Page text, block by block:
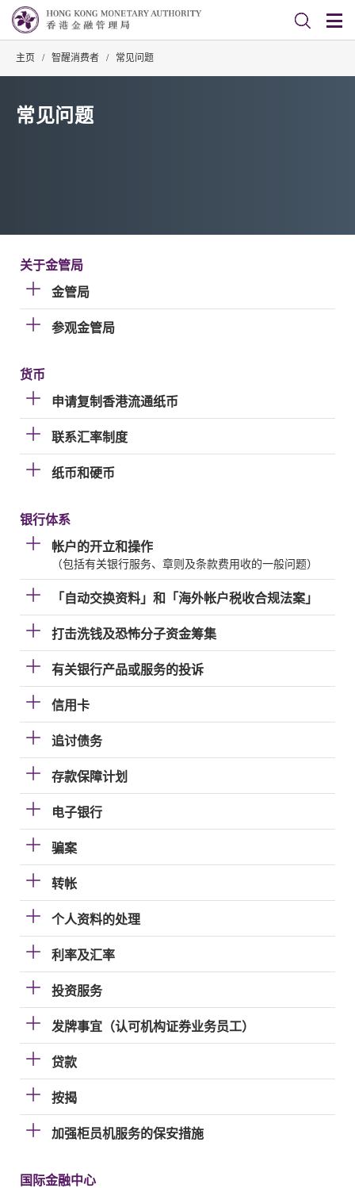
主页 / 智醒消费者 / 常见问题
常见问题
关于金管局
金管局
参观金管局
货币
申请复制香港流通纸币
联系汇率制度
纸币和硬币
银行体系
帐户的开立和操作
（包括有关银行服务、章则及条款费用收的一般问题）
「自动交换资料」和「海外帐户税收合规法案」
打击洗钱及恐怖分子资金筹集
有关银行产品或服务的投诉
信用卡
追讨债务
存款保障计划
电子银行
骗案
转帐
个人资料的处理
利率及汇率
投资服务
发牌事宜（认可机构证券业务员工）
贷款
按揭
加强柜员机服务的保安措施
国际金融中心